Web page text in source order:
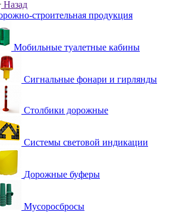
Назад
строительная продукция
Мобильные туалетные кабины
Сигнальные фонари и гирлянды
Столбики дорожные
Системы световой индикации
Дорожные буферы
Мусоросбросы